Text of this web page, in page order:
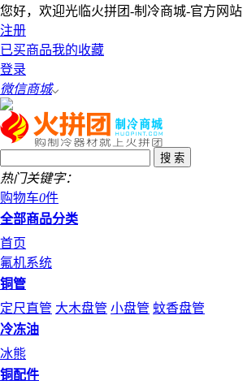
您好，欢迎光临火拼团-制冷商城-官方网站
注册
已买商品我的收藏
登录
微信商城
热门关键字：
购物车0件
全部商品分类
首页
氟机系统
铜管
定尺直管 大木盘管 小盘管 蚊香盘管
冷冻油
冰熊
铜配件